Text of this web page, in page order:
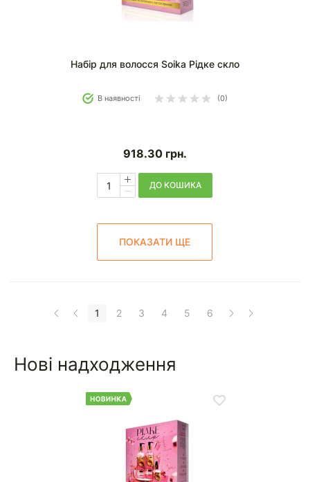
Набір для волосся Soika Рідке скло
В наявності (0)
918.30 грн.
ДО КОШИКА
ПОКАЗАТИ ЩЕ
1 2 3 4 5 6
Нові надходження